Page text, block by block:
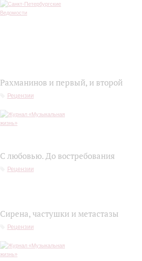
Рахманинов и первый, и второй
Рецензии
С любовью. До востребования
Рецензии
Сирена, частушки и метастазы
Рецензии